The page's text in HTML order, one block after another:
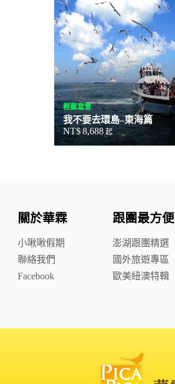
輕鬆寫意
我不要去環島–東海篇
NT$8,688 起
關於華霖
小啾啾假期
聯絡我們
Facebook
跟團最方便
澎湖跟團精選
國外旅遊專區
歐美紐澳特輯